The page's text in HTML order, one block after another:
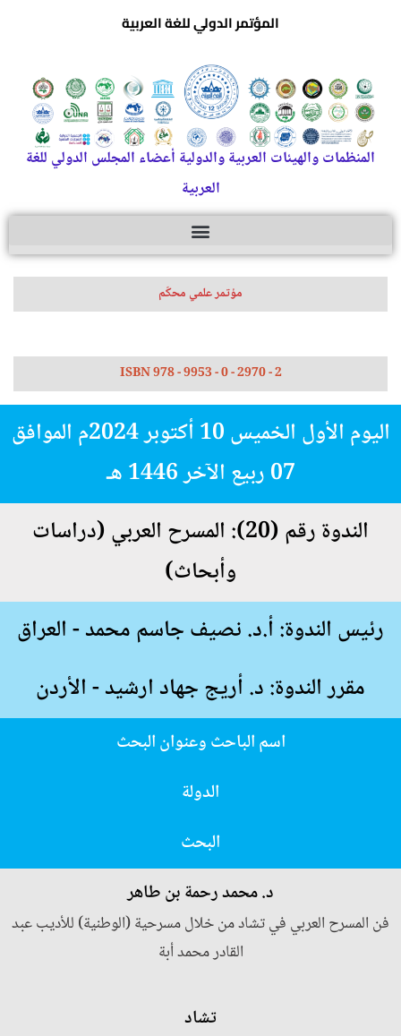
المؤتمر الدولي للغة العربية
المنظمات والهيئات العربية والدولية أعضاء المجلس الدولي للغة
العربية
مؤتمر علمي محكّم
ISBN 978 - 9953 - 0 - 2970 - 2
اليوم الأول الخميس 10 أكتوبر 2024م الموافق
07 ربيع الآخر 1446 هـ
الندوة رقم (20): المسرح العربي (دراسات
وأبحاث)
رئيس الندوة: أ.د. نصيف جاسم محمد - العراق
مقرر الندوة: د. أريج جهاد ارشيد - الأردن
اسم الباحث وعنوان البحث
الدولة
البحث
د. محمد رحمة بن طاهر
فن المسرح العربي في تشاد من خلال مسرحية (الوطنية) للأديب عبد
القادر محمد أبة
تشاد